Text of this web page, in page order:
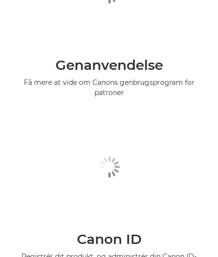
Genanvendelse
Få mere at vide om Canons genbrugsprogram for
patroner
Canon ID